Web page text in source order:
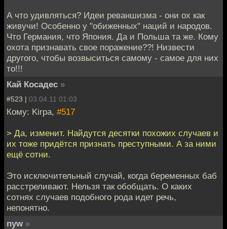
А что удивляться? Идеи реваншизма - они ох как
живучи! Особенно у "обиженных" наций и народов.
Что Германия, что Япония. Да и Польша та же. Кому
охота признавать свое поражение??! Низвести
другого, чтобы возвыситься самому - самое для них
то!!!
Кай Косадес »
#523 | 03.04.11 01:03
Кому: Kirpa, #517
> Да, изменит. Найдутся десятки похожих случаев и
их тоже придётся признать преступными. А за ними
ещё сотни.
Это исключительный случай, когда беременных баб
расстреливают. Нельзя так обобщать. О каких
сотнях случаев подобного рода идет речь,
непонятно.
nyw »